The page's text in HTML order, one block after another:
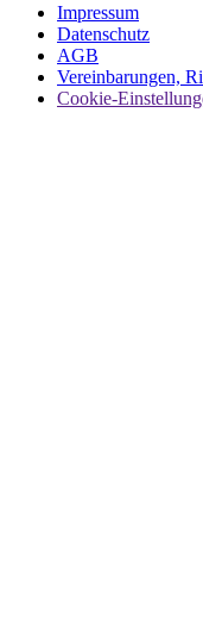
Impressum
Datenschutz
AGB
Vereinbarungen,
Cookie-